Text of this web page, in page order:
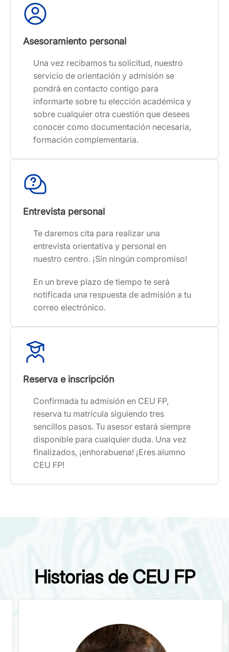
Asesoramiento personal
Una vez recibamos tu solicitud, nuestro
servicio de orientación y admisión se
pondrá en contacto contigo para
informarte sobre tu elección académica y
sobre cualquier otra cuestión que desees
conocer como documentación necesaria,
formación complementaria.
Entrevista personal
Te daremos cita para realizar una
entrevista orientativa y personal en
nuestro centro. ¡Sin ningún compromiso!
En un breve plazo de tiempo te será
notificada una respuesta de admisión a tu
correo electrónico.
Reserva e inscripción
Confirmada tu admisión en CEU FP,
reserva tu matrícula siguiendo tres
sencillos pasos. Tu asesor estará siempre
disponible para cualquier duda. Una vez
finalizados, ¡enhorabuena! ¡Eres alumno
CEU FP!
Historias de CEU FP